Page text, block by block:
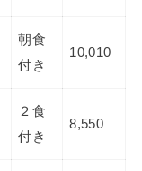
朝食
付き
10,010
２食
付き
8,550